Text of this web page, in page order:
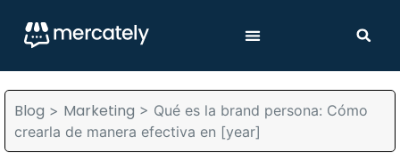
Blog > Marketing > Qué es la brand persona: Cómo
crearla de manera efectiva en [year]